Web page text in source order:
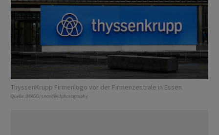
ThyssenKrupp Firmenlogo vor der Firmenzentrale in Essen.
Quelle: IMAGO/snowfieldphotography